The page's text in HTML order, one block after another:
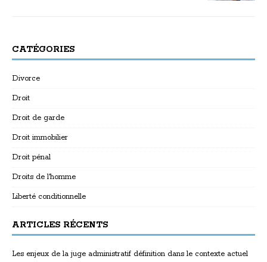
CATÉGORIES
Divorce
Droit
Droit de garde
Droit immobilier
Droit pénal
Droits de l'homme
Liberté conditionnelle
ARTICLES RÉCENTS
Les enjeux de la juge administratif définition dans le contexte actuel